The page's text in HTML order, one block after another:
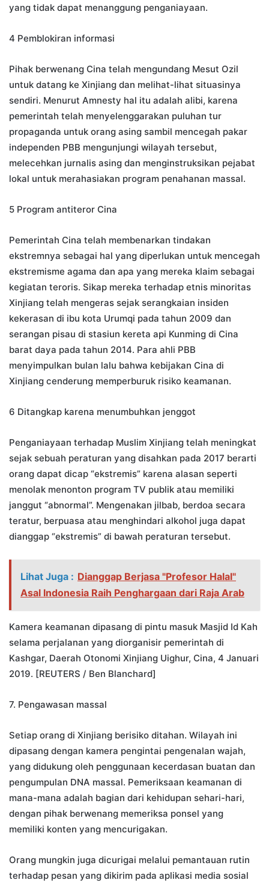
yang tidak dapat menanggung penganiayaan.
4 Pemblokiran informasi
Pihak berwenang Cina telah mengundang Mesut Ozil
untuk datang ke Xinjiang dan melihat-lihat situasinya
sendiri. Menurut Amnesty hal itu adalah alibi, karena
pemerintah telah menyelenggarakan puluhan tur
propaganda untuk orang asing sambil mencegah pakar
independen PBB mengunjungi wilayah tersebut,
melecehkan jurnalis asing dan menginstruksikan pejabat
lokal untuk merahasiakan program penahanan massal.
5 Program antiteror Cina
Pemerintah Cina telah membenarkan tindakan
ekstremnya sebagai hal yang diperlukan untuk mencegah
ekstremisme agama dan apa yang mereka klaim sebagai
kegiatan teroris. Sikap mereka terhadap etnis minoritas
Xinjiang telah mengeras sejak serangkaian insiden
kekerasan di ibu kota Urumqi pada tahun 2009 dan
serangan pisau di stasiun kereta api Kunming di Cina
barat daya pada tahun 2014. Para ahli PBB
menyimpulkan bulan lalu bahwa kebijakan Cina di
Xinjiang cenderung memperburuk risiko keamanan.
6 Ditangkap karena menumbuhkan jenggot
Penganiayaan terhadap Muslim Xinjiang telah meningkat
sejak sebuah peraturan yang disahkan pada 2017 berarti
orang dapat dicap “ekstremis” karena alasan seperti
menolak menonton program TV publik atau memiliki
janggut “abnormal”. Mengenakan jilbab, berdoa secara
teratur, berpuasa atau menghindari alkohol juga dapat
dianggap “ekstremis” di bawah peraturan tersebut.
Lihat Juga : Dianggap Berjasa "Profesor Halal"
Asal Indonesia Raih Penghargaan dari Raja Arab
Kamera keamanan dipasang di pintu masuk Masjid Id Kah
selama perjalanan yang diorganisir pemerintah di
Kashgar, Daerah Otonomi Xinjiang Uighur, Cina, 4 Januari
2019. [REUTERS / Ben Blanchard]
7. Pengawasan massal
Setiap orang di Xinjiang berisiko ditahan. Wilayah ini
dipasang dengan kamera pengintai pengenalan wajah,
yang didukung oleh penggunaan kecerdasan buatan dan
pengumpulan DNA massal. Pemeriksaan keamanan di
mana-mana adalah bagian dari kehidupan sehari-hari,
dengan pihak berwenang memeriksa ponsel yang
memiliki konten yang mencurigakan.
Orang mungkin juga dicurigai melalui pemantauan rutin
terhadap pesan yang dikirim pada aplikasi media sosial